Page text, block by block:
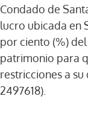
Condado de
lucro ubicada en
por ciento (%)
patrimonio para
restricciones a
2497618).